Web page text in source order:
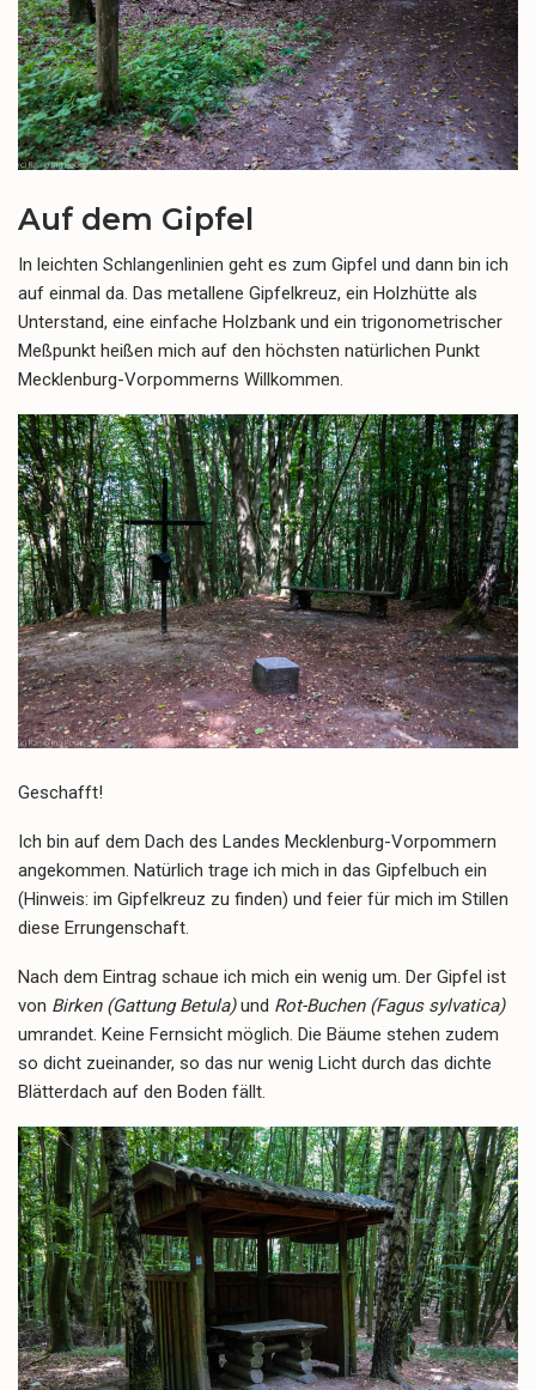
Auf dem Gipfel
In leichten Schlangenlinien geht es zum Gipfel und dann bin ich
auf einmal da. Das metallene Gipfelkreuz, ein Holzhütte als
Unterstand, eine einfache Holzbank und ein trigonometrischer
Meßpunkt heißen mich auf den höchsten natürlichen Punkt
Mecklenburg-Vorpommerns Willkommen.
Geschafft!
Ich bin auf dem Dach des Landes Mecklenburg-Vorpommern
angekommen. Natürlich trage ich mich in das Gipfelbuch ein
(Hinweis: im Gipfelkreuz zu finden) und feier für mich im Stillen
diese Errungenschaft.
Nach dem Eintrag schaue ich mich ein wenig um. Der Gipfel ist
von Birken (Gattung Betula)und Rot-Buchen (Fagus sylvatica)
umrandet. Keine Fernsicht möglich. Die Bäume stehen zudem
so dicht zueinander, so das nur wenig Licht durch das dichte
Blätterdach auf den Boden fällt.